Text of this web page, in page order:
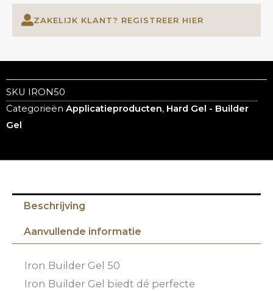
ZAKELIJK KLANT? REGISTREER HIER
SKU
IRON50
Categorieën Applicatieproducten, Hard Gel - Builder
Gel
Beschrijving
Aanvullende informatie
Iron Builder Gel 50
Iron Builder Gel biedt dé perfecte